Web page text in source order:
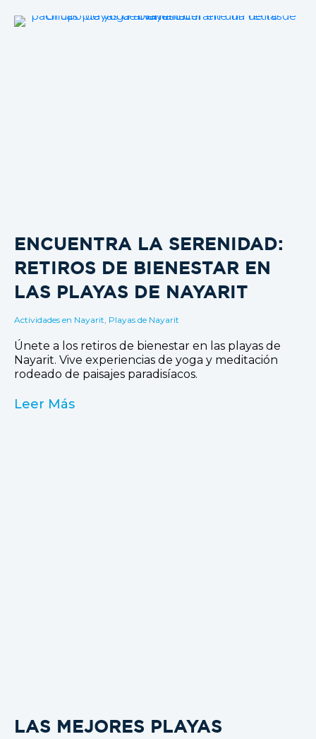
ENCUENTRA LA SERENIDAD:
RETIROS DE BIENESTAR EN
LAS PLAYAS DE NAYARIT
Actividades en Nayarit Playas de Nayarit
Únete a los retiros de bienestar en las playas de
Nayarit. Vive experiencias de yoga y meditación
rodeado de paisajes paradisíacos.
Leer Más
LAS MEJORES PLAYAS